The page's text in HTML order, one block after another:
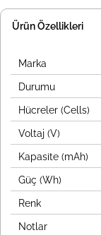
Ürün Özellikleri
Marka
Durumu
Hücreler (Cells)
Voltaj (V)
Kapasite (mAh)
Güç (Wh)
Renk
Notlar